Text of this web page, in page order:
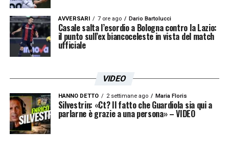
AVVERSARI 7 ore ago Dario Bartolucci
Casale salta l’esordio a Bologna contro la Lazio:
il punto sull’ex biancoceleste in vista del match
ufficiale
VIDEO
HANNO DETTO 2 settimane ago Maria Floris
Silvestrin: «Ct? Il fatto che Guardiola sia qui a
parlarne è grazie a una persona» – VIDEO